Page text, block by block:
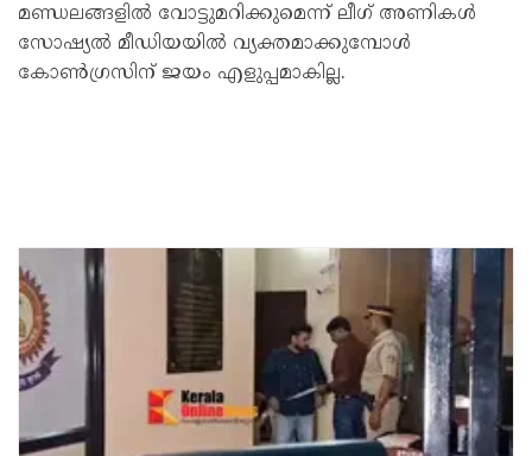
മണ്ഡലങ്ങളില്‍ വോട്ടുമറിക്കുമെന്ന് ലീഗ് അണികള്‍
സോഷ്യല്‍ മീഡിയയില്‍ വ്യക്തമാക്കുമ്പോള്‍
കോണ്‍ഗ്രസിന് ജയം എളുപ്പമാകില്ല.